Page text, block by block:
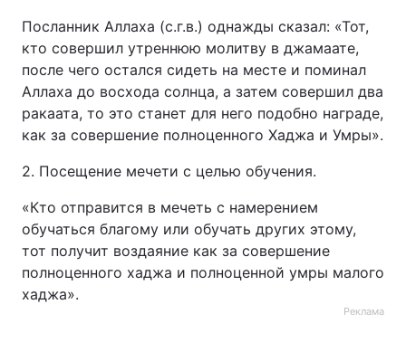
Посланник Аллаха (с.г.в.) однажды сказал: «Тот,
кто совершил утреннюю молитву в джамаате,
после чего остался сидеть на месте и поминал
Аллаха до восхода солнца, а затем совершил два
ракаата, то это станет для него подобно награде,
как за совершение полноценного Хаджа и Умры».
2. Посещение мечети с целью обучения.
«Кто отправится в мечеть с намерением
обучаться благому или обучать других этому,
тот получит воздаяние как за совершение
полноценного хаджа и полноценной умры малого
хаджа».
Реклама